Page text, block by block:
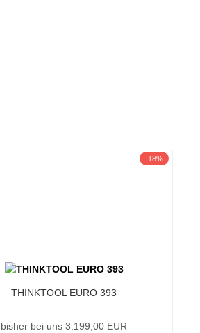
-18%
THINKTOOL EURO 393
bisher bei uns 3.199,00 EUR